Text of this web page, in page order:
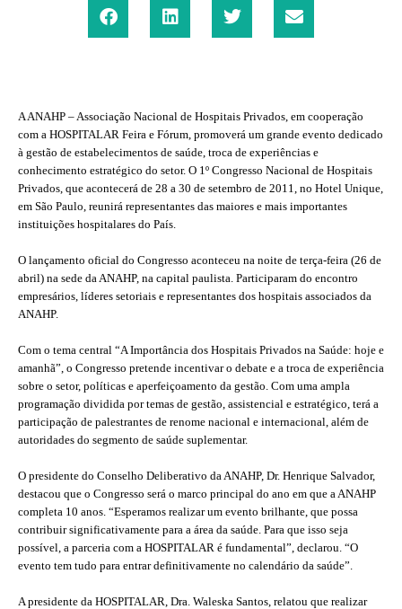
A ANAHP – Associação Nacional de Hospitais Privados, em cooperação
com a HOSPITALAR Feira e Fórum, promoverá um grande evento dedicado
à gestão de estabelecimentos de saúde, troca de experiências e
conhecimento estratégico do setor. O 1º Congresso Nacional de Hospitais
Privados, que acontecerá de 28 a 30 de setembro de 2011, no Hotel Unique,
em São Paulo, reunirá representantes das maiores e mais importantes
instituições hospitalares do País.
O lançamento oficial do Congresso aconteceu na noite de terça-feira (26 de
abril) na sede da ANAHP, na capital paulista. Participaram do encontro
empresários, líderes setoriais e representantes dos hospitais associados da
ANAHP.
Com o tema central “A Importância dos Hospitais Privados na Saúde: hoje e
amanhã”, o Congresso pretende incentivar o debate e a troca de experiência
sobre o setor, políticas e aperfeiçoamento da gestão. Com uma ampla
programação dividida por temas de gestão, assistencial e estratégico, terá a
participação de palestrantes de renome nacional e internacional, além de
autoridades do segmento de saúde suplementar.
O presidente do Conselho Deliberativo da ANAHP, Dr. Henrique Salvador,
destacou que o Congresso será o marco principal do ano em que a ANAHP
completa 10 anos. “Esperamos realizar um evento brilhante, que possa
contribuir significativamente para a área da saúde. Para que isso seja
possível, a parceria com a HOSPITALAR é fundamental”, declarou. “O
evento tem tudo para entrar definitivamente no calendário da saúde”.
A presidente da HOSPITALAR, Dra. Waleska Santos, relatou que realizar